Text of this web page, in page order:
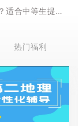
西安伊顿补习高考复读数据咋样？适合中等生提分吗？
热门福利